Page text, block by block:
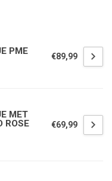
PME
€89,99
MET
ROSE
€69,99